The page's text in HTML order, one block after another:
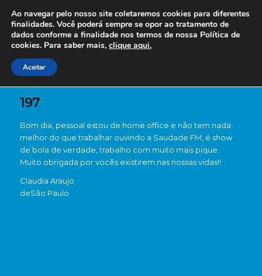
197
Bom dia, pessoal estou de home office e não tem nada
melhor do que trabalhar ouvindo a Saudade FM, é show
de bola de verdade, trabalho com muito mais pique.
Muito obrigada por vocês existirem nas nossas vidas!!
Claudia Araujo
deSão Paulo
Ao navegar pelo nosso site coletaremos cookies para diferentes
finalidades. Você poderá sempre se opor ao tratamento de
dados conforme a finalidade nos termos de nossa Política de
cookies. Para saber mais, clique aqui.
Aceitar